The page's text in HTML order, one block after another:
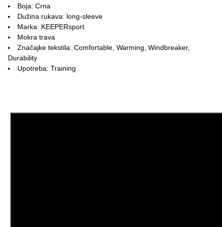
Boja: Crna
Dužina rukava: long-sleeve
Marka: KEEPERsport
Mokra trava
Značajke tekstila: Comfortable, Warming, Windbreaker,
Durability
Upotreba: Training